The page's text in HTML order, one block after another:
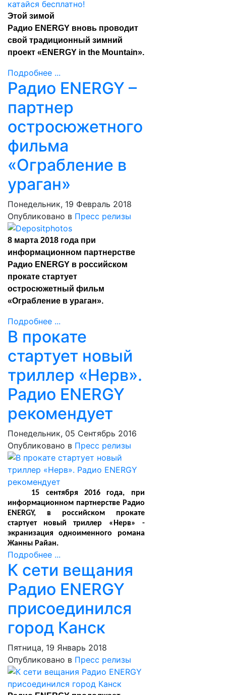
Этой зимой
Радио ENERGY вновь проводит
свой традиционный зимний
проект «ENERGY in the Mountain».
Подробнее ...
Радио ENERGY –
партнер
остросюжетного
фильма
«Ограбление в
ураган»
Понедельник, 19 Февраль 2018
Опубликовано в Пресс релизы
8 марта 2018 года при
информационном партнерстве
Радио ENERGY в российском
прокате стартует
остросюжетный фильм
«Ограбление в ураган».
Подробнее ...
В прокате
стартует новый
триллер «Нерв».
Радио ENERGY
рекомендует
Понедельник, 05 Сентябрь 2016
Опубликовано в Пресс релизы
15 сентября 2016 года, при
информационном партнерстве Радио
ENERGY, в российском прокате
стартует новый триллер «Нерв» -
экранизация одноименного романа
Жанны Райан.
Подробнее ...
К сети вещания
Радио ENERGY
присоединился
город Канск
Пятница, 19 Январь 2018
Опубликовано в Пресс релизы